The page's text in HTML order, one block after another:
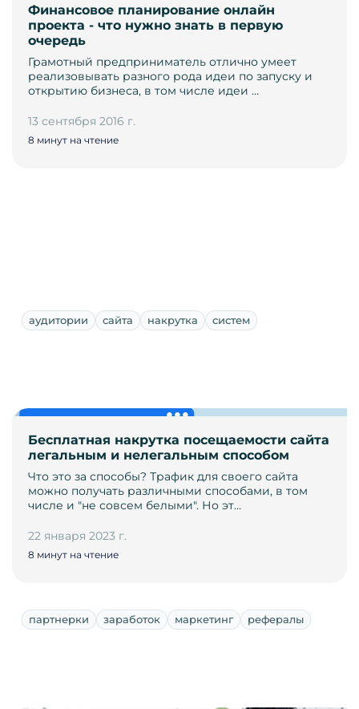
Финансовое планирование онлайн
проекта - что нужно знать в первую
очередь
Грамотный предприниматель отлично умеет
реализовывать разного рода идеи по запуску и
открытию бизнеса, в том числе идеи …
13 сентября 2016 г.
8 минут на чтение
аудитории сайта накрутка систем
Бесплатная накрутка посещаемости сайта
легальным и нелегальным способом
Что это за способы? Трафик для своего сайта
можно получать различными способами, в том
числе и "не совсем белыми". Но эт…
22 января 2023 г.
8 минут на чтение
партнерки заработок маркетинг рефералы